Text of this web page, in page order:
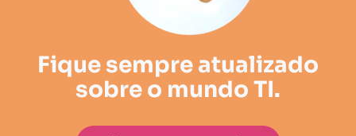
Fique sempre atualizado
sobre o mundo TI.